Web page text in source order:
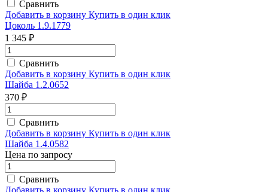
Сравнить
Добавить в корзину Купить в один клик
Цоколь 1.9.1779
1 345 ₽
Сравнить
Добавить в корзину Купить в один клик
Шайба 1.2.0652
370 ₽
Сравнить
Добавить в корзину Купить в один клик
Шайба 1.4.0582
Цена по запросу
Сравнить
Добавить в корзину Купить в один клик